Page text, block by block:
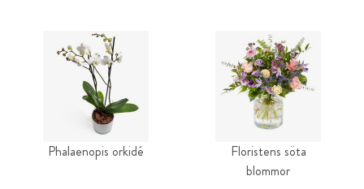
Phalaenopis orkidé
Floristens söta
blommor